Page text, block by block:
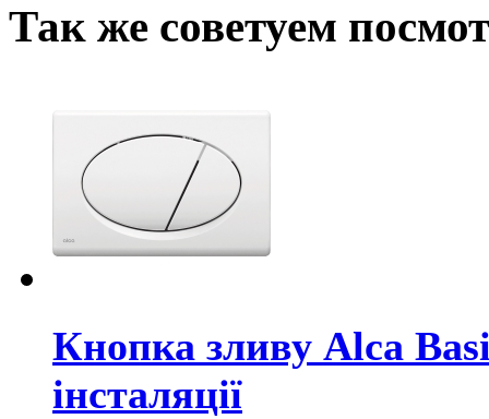
Так же советуем
Кнопка зливу Alca
інсталяції